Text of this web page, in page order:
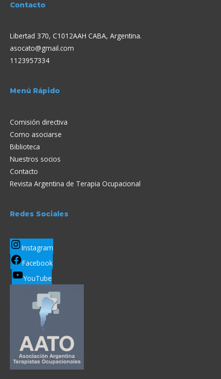
Contacto
Libertad 370, C1012AAH CABA, Argentina.
asocato@gmail.com
1123957334
Menú Rápido
Comisión directiva
Como asociarse
Biblioteca
Nuestros socios
Contacto
Revista Argentina de Terapia Ocupacional
Redes Sociales
Instagram
Facebook
YouTube